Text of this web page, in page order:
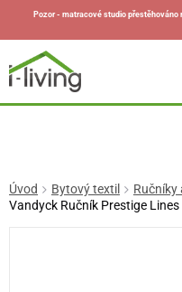
Pozor - matracové studio přestěhováno
Úvod Bytový textil
Ručníky
Vandyck Ručník Prestige